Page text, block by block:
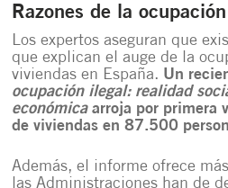
Razones de la
Los expertos aseguran que
que explican el auge de la
viviendas en España. Un
ocupación ilegal: realidad
económicaarroja por primera
de viviendas en 87.500
Además, el informe ofrece
las Administraciones han de